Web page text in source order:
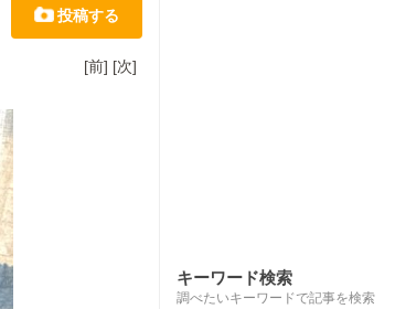
投稿する
[前] [次]
キーワード検索
調べたいキーワードで記事を検索